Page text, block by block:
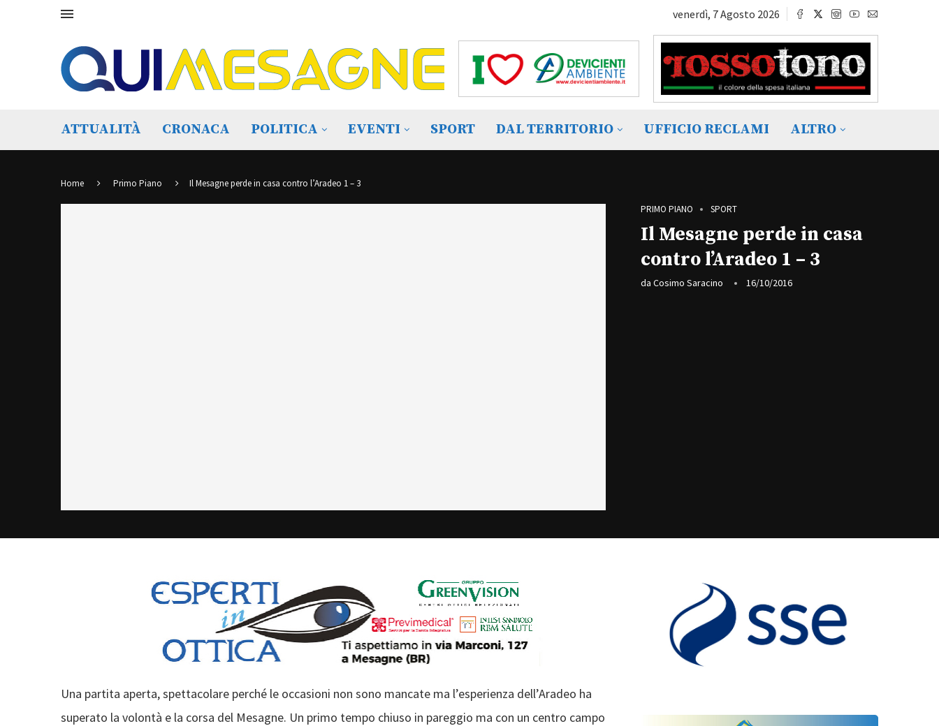
venerdì, 7 Agosto 2026
ATTUALITÀ CRONACA POLITICA EVENTI SPORT DAL TERRITORIO UFFICIO RECLAMI ALTRO
Home Primo Piano Il Mesagne perde in casa contro l’Aradeo 1 – 3
PRIMO PIANO SPORT
Il Mesagne perde in casa
contro l’Aradeo 1 – 3
da Cosimo Saracino 16/10/2016
Una partita aperta, spettacolare perché le occasioni non sono mancate ma l’esperienza dell’Aradeo ha
superato la volontà e la corsa del Mesagne. Un primo tempo chiuso in pareggio ma con un centro campo